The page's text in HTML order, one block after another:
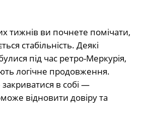
тижнів ви почнете помічати,
стабільність. Деякі
під час ретро-Меркурія,
логічне продовження.
в собі —
відновити довіру та